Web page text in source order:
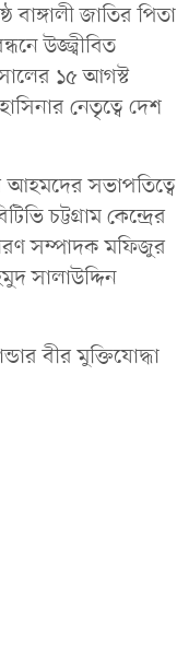
জাতির পিতা
উজ্জ্বীবিত
সালের ১৫ আগস্ট
নেতৃত্বে দেশ
আহমদের সভাপতিত্বে
চট্টগ্রাম কেন্দ্রের
সম্পাদক মফিজুর
সালাউদ্দিন
বীর মুক্তিযোদ্ধা